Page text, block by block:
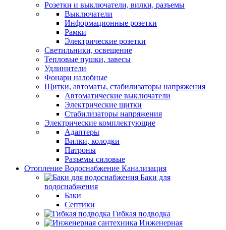
Розетки и выключатели, вилки, разъемы
Выключатели
Информационные розетки
Рамки
Электрические розетки
Светильники, освещение
Тепловые пушки, завесы
Удлинители
Фонари налобные
Щитки, автоматы, стабилизаторы напряжения
Автоматические выключатели
Электрические щитки
Стабилизаторы напряжения
Электрические комплектующие
Адаптеры
Вилки, колодки
Патроны
Разъемы силовые
Отопление Водоснабжение Канализация
Баки для
водоснабжения
Баки
Септики
Гибкая подводка
Инженерная